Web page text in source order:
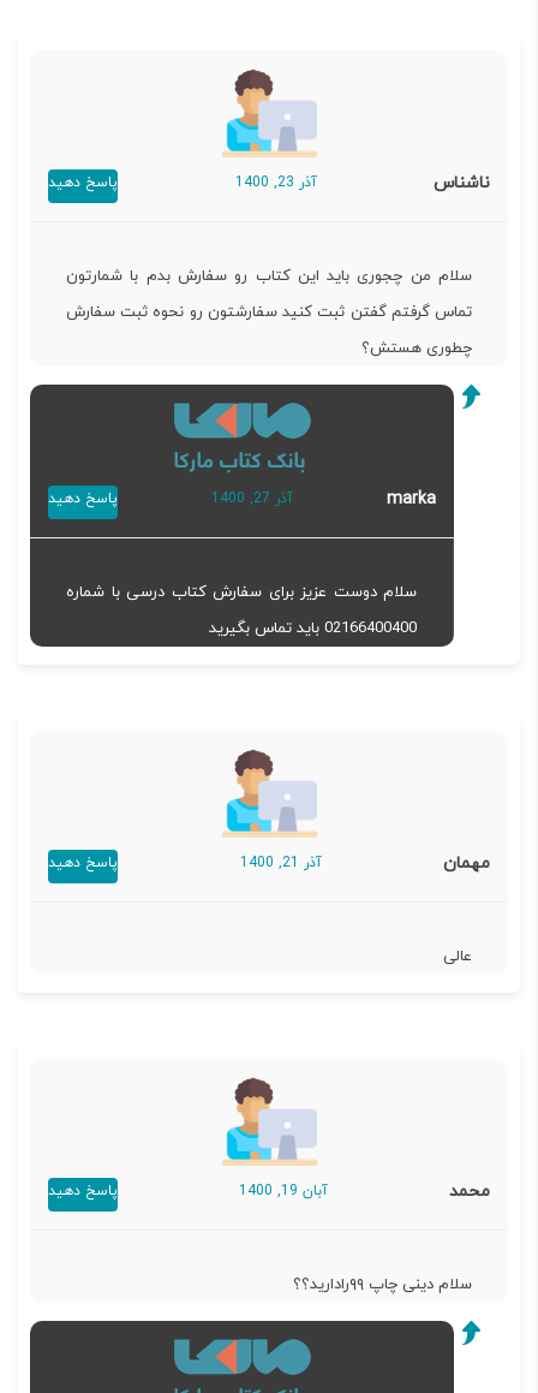
ناشناس آذر 23, 1400 پاسخ دهید
سلام من چجوری باید این کتاب رو سفارش بدم با شمارتون
تماس گرفتم گفتن ثبت کنید سفارشتون رو نحوه ثبت سفارش
چطوری هستش؟
marka آذر 27, 1400 پاسخ دهید
سلام دوست عزیز برای سفارش کتاب درسی با شماره
02166400400 باید تماس بگیرید
مهمان آذر 21, 1400 پاسخ دهید
عالی
محمد آبان 19, 1400 پاسخ دهید
سلام دینی چاپ ۹۹رادارید؟؟